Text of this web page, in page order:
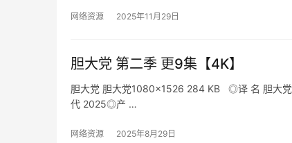
网络资源 2025年11月29日
胆大党 第二季 更9集【4K】
胆大党 胆大党1080×1526 284 KB ◎译 名 胆大
代 2025◎产 …
网络资源 2025年8月29日